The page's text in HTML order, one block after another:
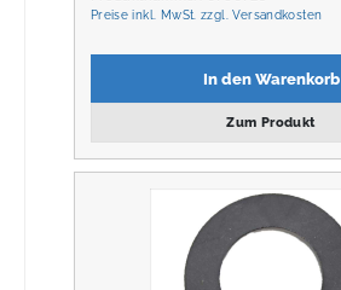
Preise inkl. MwSt. zzgl. Versandkosten
In den Warenkorb
Zum Produkt